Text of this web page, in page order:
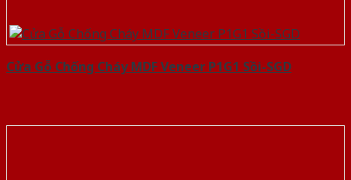
Cửa Gỗ Chống Cháy MDF Veneer P1G1 Sồi-SGD